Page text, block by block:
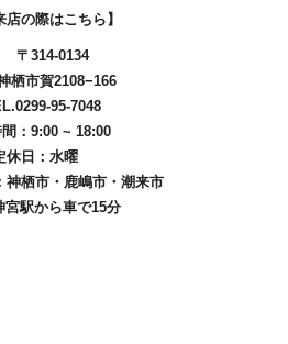
店の際はこちら】
314-0134
栖市賀2108−166
95-7048
間：9:00 ~ 18:00
休日：水曜
神栖市・ 鹿嶋市・ 潮来市
宮駅から車で15分